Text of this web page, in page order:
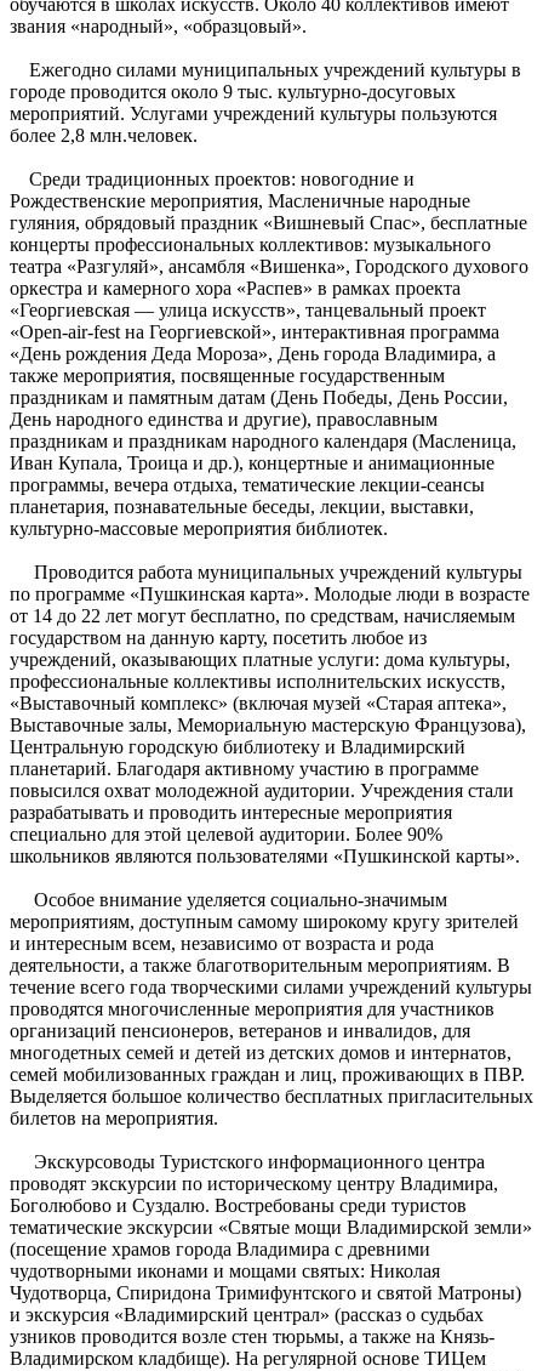
звания «народный», «образцовый».
Ежегодно силами муниципальных учреждений культуры в
городе проводится около 9 тыс. культурно-досуговых
мероприятий. Услугами учреждений культуры пользуются
более 2,8 млн.человек.
Среди традиционных проектов: новогодние и
Рождественские мероприятия, Масленичные народные
гуляния, обрядовый праздник «Вишневый Спас», бесплатные
концерты профессиональных коллективов: музыкального
театра «Разгуляй», ансамбля «Вишенка», Городского духового
оркестра и камерного хора «Распев» в рамках проекта
«Георгиевская — улица искусств», танцевальный проект
«Open-air-fest на Георгиевской», интерактивная программа
«День рождения Деда Мороза», День города Владимира, а
также мероприятия, посвященные государственным
праздникам и памятным датам (День Победы, День России,
День народного единства и другие), православным
праздникам и праздникам народного календаря (Масленица,
Иван Купала, Троица и др.), концертные и анимационные
программы, вечера отдыха, тематические лекции-сеансы
планетария, познавательные беседы, лекции, выставки,
культурно-массовые мероприятия библиотек.
Проводится работа муниципальных учреждений культуры
по программе «Пушкинская карта». Молодые люди в возрасте
от 14 до 22 лет могут бесплатно, по средствам, начисляемым
государством на данную карту, посетить любое из
учреждений, оказывающих платные услуги: дома культуры,
профессиональные коллективы исполнительских искусств,
«Выставочный комплекс» (включая музей «Старая аптека»,
Выставочные залы, Мемориальную мастерскую Французова),
Центральную городскую библиотеку и Владимирский
планетарий. Благодаря активному участию в программе
повысился охват молодежной аудитории. Учреждения стали
разрабатывать и проводить интересные мероприятия
специально для этой целевой аудитории. Более 90%
школьников являются пользователями «Пушкинской карты».
Особое внимание уделяется социально-значимым
мероприятиям, доступным самому широкому кругу зрителей
и интересным всем, независимо от возраста и рода
деятельности, а также благотворительным мероприятиям. В
течение всего года творческими силами учреждений культуры
проводятся многочис­лен­ные мероприятия для участников
организаций пенсионеров, ветеранов и инвалидов, для
многодетных семей и детей из детских домов и интернатов,
семей мобилизованных граждан и лиц, проживающих в ПВР.
Выделяется большое количество бесплатных пригласительных
билетов на мероприятия.
Экскурсоводы Туристского информационного центра
проводят экскурсии по историческому центру Владимира,
Боголюбово и Суздалю. Востребованы среди туристов
тематические экскурсии «Святые мощи Владимирской земли»
(посещение храмов города Владимира с древними
чудотворными иконами и мощами святых: Николая
Чудотворца, Спиридона Тримифунтского и святой Матроны)
и экскурсия «Владимирский централ» (рассказ о судьбах
узников проводится возле стен тюрьмы, а также на Князь-
Владимирском кладбище). На регулярной основе ТИЦем